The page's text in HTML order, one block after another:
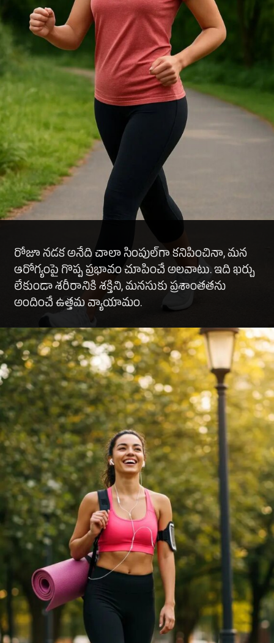
రోజూ నడక అనేది చాలా సింపుల్‌గా కనిపించినా, మన
ఆరోగ్యంపై గొప్ప ప్రభావం చూపించే అలవాటు. ఇది ఖర్చు
లేకుండా శరీరానికి శక్తిని, మనసుకు ప్రశాంతతను
అందించే ఉత్తమ వ్యాయామం.